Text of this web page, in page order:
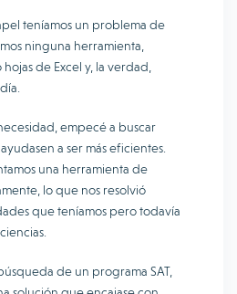
teníamos un problema de
ninguna herramienta,
de Excel y, la verdad,
empecé a buscar
a ser más eficientes.
una herramienta de
lo que nos resolvió
que teníamos pero todavía
de un programa SAT,